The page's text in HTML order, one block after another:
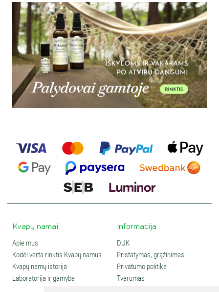
Kvapų namai
Apie mus
Kodėl verta rinktis Kvapų namus
Kvapų namų istorija
Laboratorija ir gamyba
Informacija
DUK
Pristatymas, grąžinimas
Privatumo politika
Tvarumas